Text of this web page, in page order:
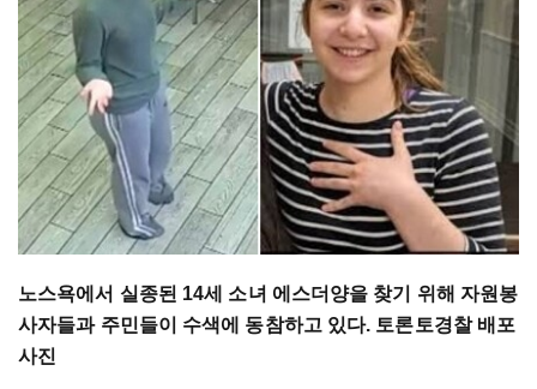
노스욕에서 실종된 14세 소녀 에스더양을 찾기 위해 자원봉
사자들과 주민들이 수색에 동참하고 있다. 토론토경찰 배포
사진